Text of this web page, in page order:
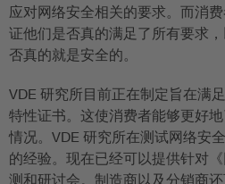
应对网络安全相关的要求。而消
证他们是否真的满足了所有要求
否真的就是安全的。
VDE 研究所目前正在制定旨在满
特性证书。这使消费者能够更好
情况。VDE 研究所在测试网络安
的经验。现在已经可以提供针对
测和研讨会。制造商以及分销商